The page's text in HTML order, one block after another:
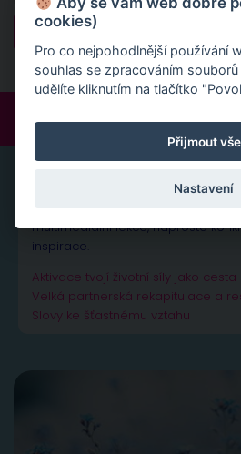
FOLLOW:
multimediální lekce, naprosto
inspirace.
Aktivace tvojí životní síly jako
Velká partnerská rekapitulace a
Slovy ke šťastnému vztahu
cookies)
Pro co nejpohodlnější používání
souhlas se zpracováním
udělíte kliknutím na tlačítko
Přijmout vše
Nastavení